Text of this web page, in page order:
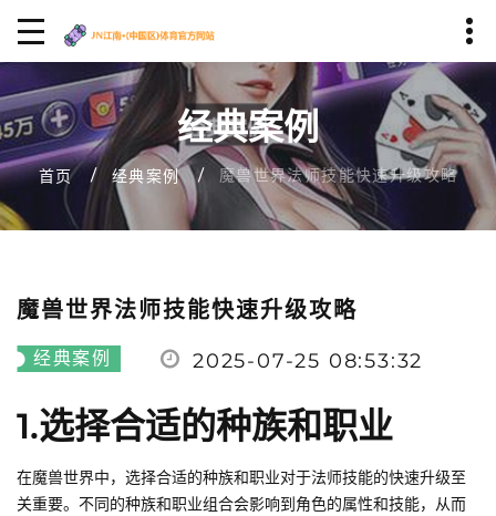
经典案例
首页 经典案例 魔兽世界法师技能快速升级攻略
魔兽世界法师技能快速升级攻略
经典案例 2025-07-25 08:53:32
1.选择合适的种族和职业
在魔兽世界中，选择合适的种族和职业对于法师技能的快速升级至
关重要。不同的种族和职业组合会影响到角色的属性和技能，从而